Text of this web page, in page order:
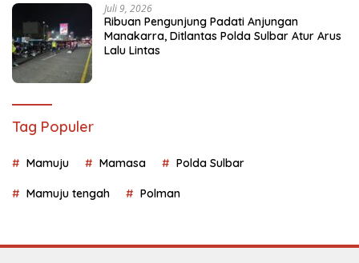
Juli 9, 2026
Ribuan Pengunjung Padati Anjungan
Manakarra, Ditlantas Polda Sulbar Atur Arus
Lalu Lintas
Tag Populer
Mamuju Mamasa Polda Sulbar
Mamuju tengah Polman